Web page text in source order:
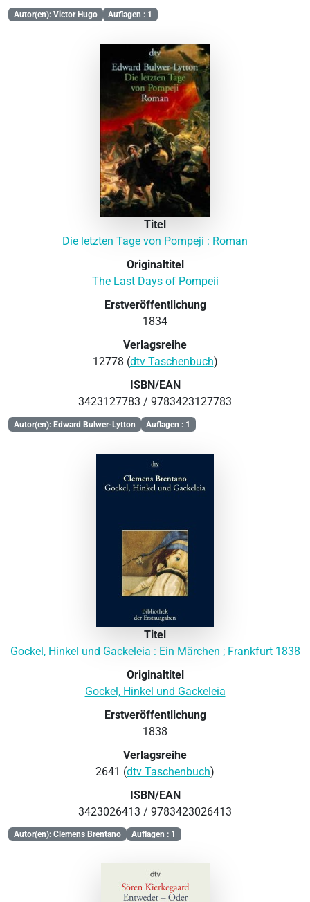
Autor(en): Victor Hugo Auflagen : 1
Titel
Die letzten Tage von Pompeji : Roman
Originaltitel
The Last Days of Pompeii
Erstveröffentlichung
1834
Verlagsreihe
12778 (dtv Taschenbuch)
ISBN/EAN
3423127783 / 9783423127783
Autor(en): Edward Bulwer-Lytton Auflagen : 1
Titel
Gockel, Hinkel und Gackeleia : Ein Märchen ; Frankfurt 1838
Originaltitel
Gockel, Hinkel und Gackeleia
Erstveröffentlichung
1838
Verlagsreihe
2641 (dtv Taschenbuch)
ISBN/EAN
3423026413 / 9783423026413
Autor(en): Clemens Brentano Auflagen : 1